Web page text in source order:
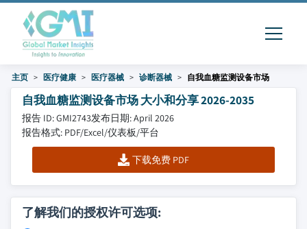
主页 医疗健康 医疗器械 诊断器械 自我血糖监测设备市场
自我血糖监测设备市场 大小和分享 2026-2035
报告 ID: GMI2743发布日期: April 2026
报告格式: PDF/Excel/仪表板/平台
下载免费 PDF
了解我们的授权许可选项: